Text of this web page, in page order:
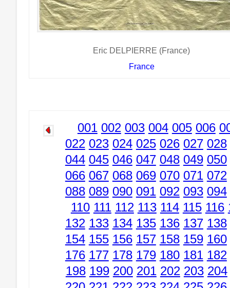
Eric DELPIERRE (France)
France
001 002 003 004 005 006
022 023 024 025 026 027 028
044 045 046 047 048 049 050
066 067 068 069 070 071 072
088 089 090 091 092 093 094
110 111 112 113 114 115 116
132 133 134 135 136 137 138
154 155 156 157 158 159 160
176 177 178 179 180 181 182
198 199 200 201 202 203 204